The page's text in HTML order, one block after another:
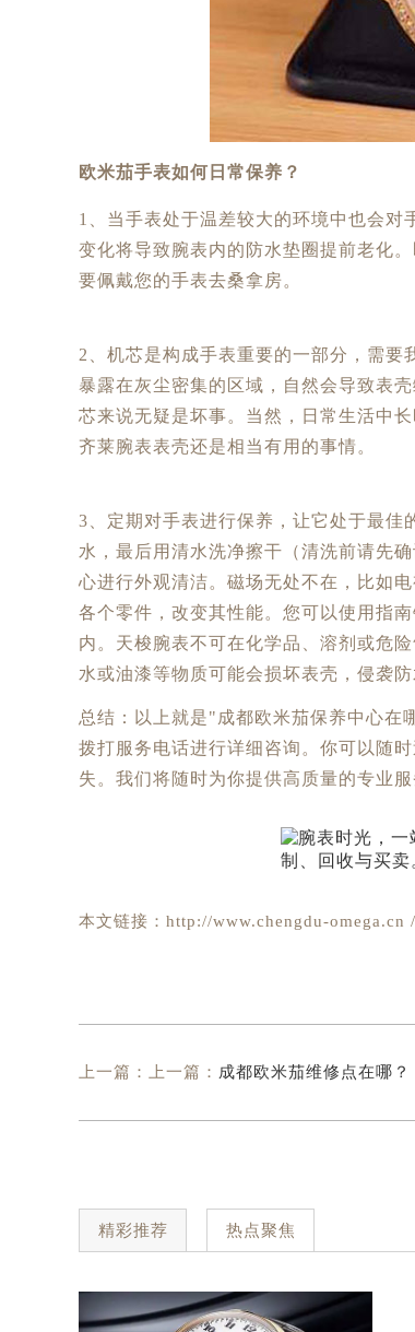
欧米茄手表如何日常保养 ？
1、当手表处于温差较大的环境中也会
变化将导致腕表内的防水垫圈提前老化
要佩戴您的手表去桑拿房。
2、机芯是构成手表重要的一部分，需要
暴露在灰尘密集的区域，自然会导致表
芯来说无疑是坏事。当然，日常生活中
齐莱腕表表壳还是相当有用的事情。
3、定期对手表进行保养，让它处于最佳
水，最后用清水洗净擦干（清洗前请先
心进行外观清洁。磁场无处不在，比如
各个零件，改变其性能。您可以使用指
内。天梭腕表不可在化学品、溶剂或危
水或油漆等物质可能会损坏表壳，侵袭
总结：以上就是"成都欧米茄保养中心在
拨打服务电话进行详细咨询。你可以随
失。我们将随时为你提供高质量的专业服
本文链接：http://www.chengdu-
上一篇：上一篇： 成都欧米茄维修点在哪？
精彩推荐 热点聚焦